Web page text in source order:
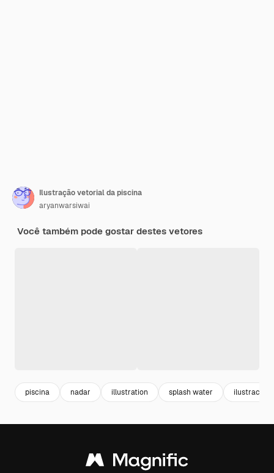
Ilustração vetorial da piscina
aryanwarsiwai
Você também pode gostar destes vetores
piscina nadar illustration splash water ilustracao